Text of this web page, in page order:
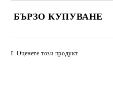
БЪРЗО КУПУВАНЕ
Оценете този продукт